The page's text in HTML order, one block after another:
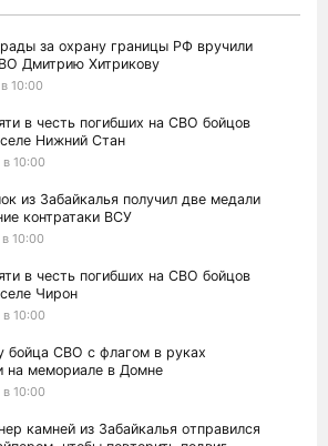
за охрану границы РФ вручили
Дмитрию Хитрикову
10:00
в честь погибших на СВО бойцов
Нижний Стан
10:00
из Забайкалья получил две медали
контратаки ВСУ
10:00
в честь погибших на СВО бойцов
Чирон
10:00
бойца СВО с флагом в руках
на мемориале в Домне
10:00
камней из Забайкалья отправился